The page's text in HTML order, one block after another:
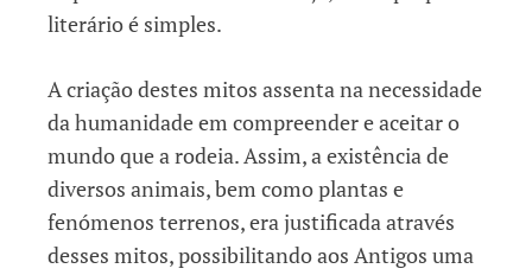
literário é simples.
A criação destes mitos assenta na necessidade
da humanidade em compreender e aceitar o
mundo que a rodeia. Assim, a existência de
diversos animais, bem como plantas e
fenómenos terrenos, era justificada através
desses mitos, possibilitando aos Antigos uma